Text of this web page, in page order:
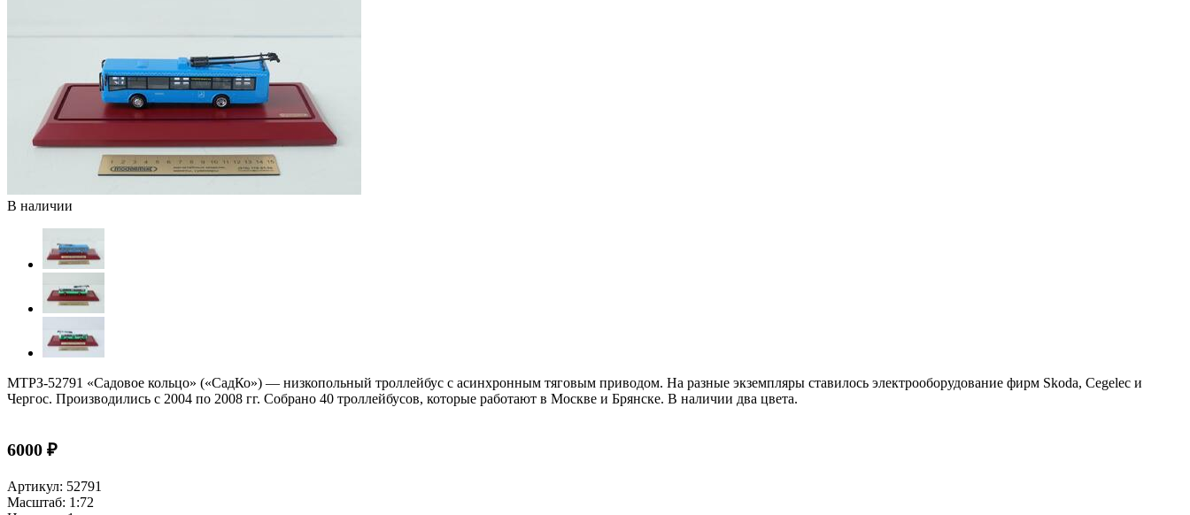
В наличии
МТРЗ-52791 «Садовое кольцо» («СадКо») — низкопольный троллейбус с асинхронным тяговым приводом. На разные экземпляры ставилось электрооборудование фирм Skoda, Cegelec и
Чергос. Производились с 2004 по 2008 гг. Собрано 40 троллейбусов, которые работают в Москве и Брянске. В наличии два цвета.
6000 ₽
Артикул: 52791
Масштаб: 1:72